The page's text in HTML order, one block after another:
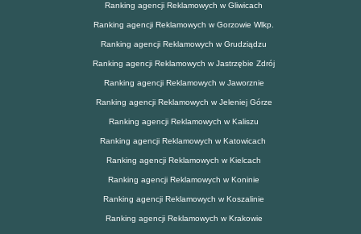
Ranking agencji Reklamowych w Gliwicach
Ranking agencji Reklamowych w Gorzowie Wlkp.
Ranking agencji Reklamowych w Grudziądzu
Ranking agencji Reklamowych w Jastrzębie Zdrój
Ranking agencji Reklamowych w Jaworznie
Ranking agencji Reklamowych w Jeleniej Górze
Ranking agencji Reklamowych w Kaliszu
Ranking agencji Reklamowych w Katowicach
Ranking agencji Reklamowych w Kielcach
Ranking agencji Reklamowych w Koninie
Ranking agencji Reklamowych w Koszalinie
Ranking agencji Reklamowych w Krakowie